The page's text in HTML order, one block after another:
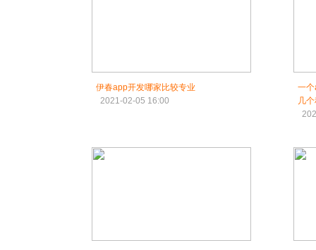
伊春app开发哪家比较专业
2021-02-05 16:00
一
几